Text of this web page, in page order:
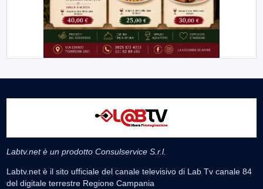
Labtv.net è un prodotto Consulservice S.r.l.
Labtv.net è il sito ufficiale del canale televisivo di Lab Tv canale 84
del digitale terrestre Regione Campania